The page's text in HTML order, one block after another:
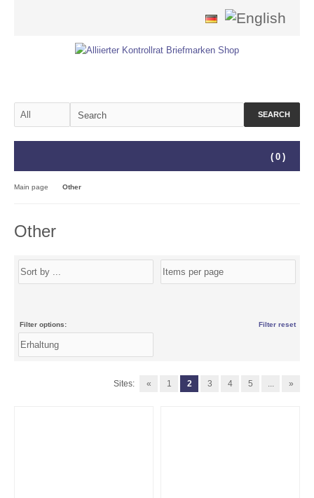
SEARCH
( 0 )
Main page Other
Other
Filter options: Filter reset
Sites: « 1 2 3 4 5 ... »